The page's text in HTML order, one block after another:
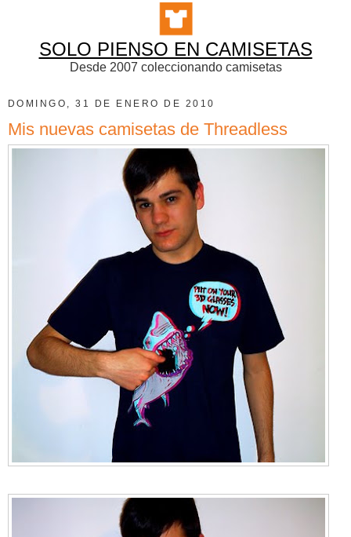
SOLO PIENSO EN CAMISETAS
Desde 2007 coleccionando camisetas
DOMINGO, 31 DE ENERO DE 2010
Mis nuevas camisetas de Threadless